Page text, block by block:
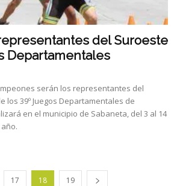
del Suroeste
Departamentales
serán los representantes del
los 39º Juegos Departamentales de
en el municipio de Sabaneta, del 3 al 14
17 18 19